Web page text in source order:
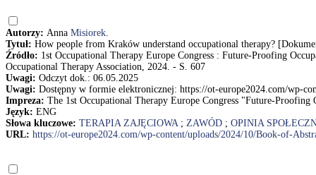
Autorzy: Anna Misiorek.
Tytuł: How people from Kraków understand occupational therapy?
Źródło: 1st Occupational Therapy Europe Congress : Future-Proofing
Occupational Therapy Association, 2024. - S. 607
Uwagi: Odczyt dok.: 06.05.2025
Uwagi: Dostępny w formie elektronicznej: https://ot-europe2024.com/wp-
Impreza: The 1st Occupational Therapy Europe Congress "Future-
Język: ENG
Słowa kluczowe: TERAPIA ZAJĘCIOWA; ZAWÓD ; OPINIA
URL: https://ot-europe2024.com/wp-content/uploads/2024/10/Book-of-